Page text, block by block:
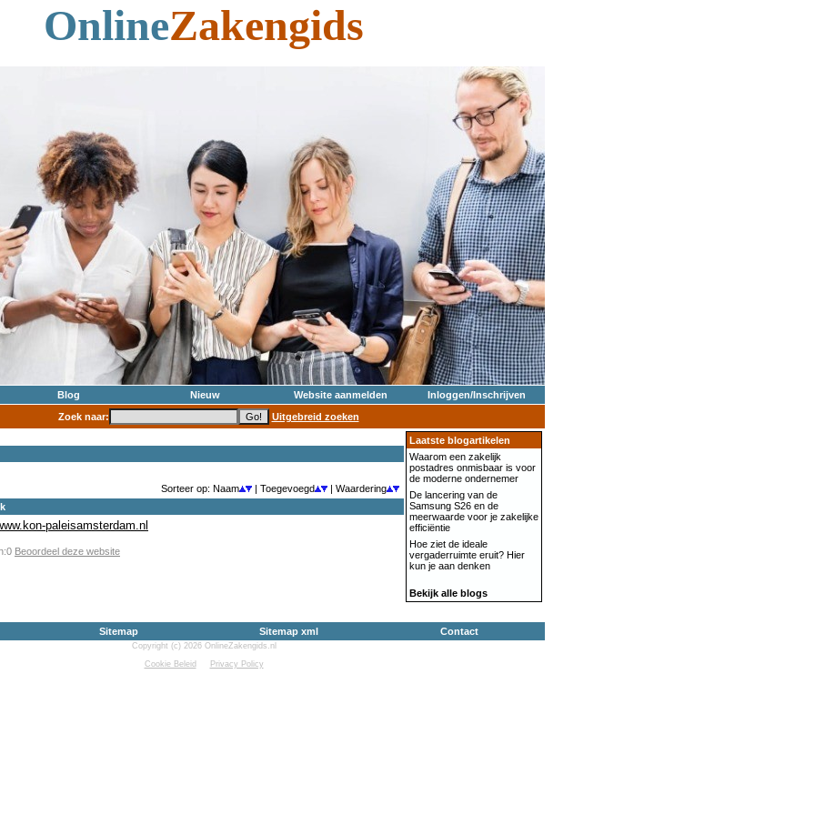
OnlineZakengids
Blog Nieuw Website aanmelden
Inloggen/Inschrijven
Zoek naar:
Uitgebreid zoeken
Sorteer op: Naam | Toegevoegd
| Waardering
paleisamsterdam.nl
Beoordeel deze website
Laatste blogartikelen
Waarom een zakelijk
postadres onmisbaar is voor
de moderne ondernemer
De lancering van de
Samsung S26 en de
meerwaarde voor je zakelijke
efficiëntie
Hoe ziet de ideale
vergaderruimte eruit? Hier
kun je aan denken
Bekijk alle blogs
Sitemap Sitemap xml Contact
Copyright (c) 2026 OnlineZakengids.nl
Cookie Beleid
Privacy Policy